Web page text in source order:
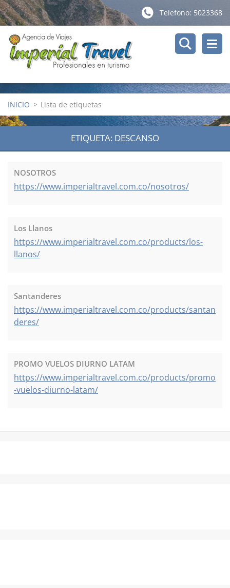
Telefono: 5023368
INICIO > Lista de etiquetas
ETIQUETA: DESCANSO
NOSOTROS
https://www.imperialtravel.com.co/nosotros/
Los Llanos
https://www.imperialtravel.com.co/products/los-
llanos/
Santanderes
https://www.imperialtravel.com.co/products/santan
deres/
PROMO VUELOS DIURNO LATAM
https://www.imperialtravel.com.co/products/promo
-vuelos-diurno-latam/